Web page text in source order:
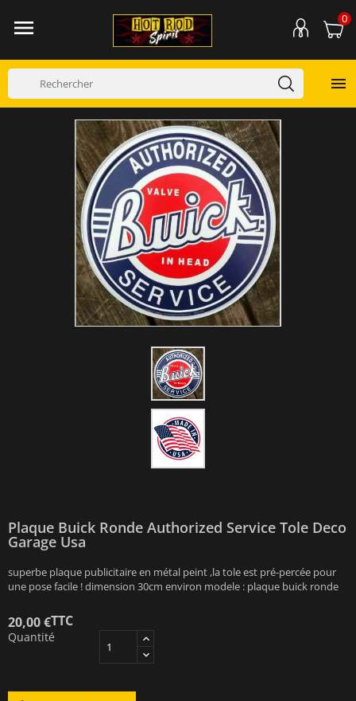
 0

Plaque Buick Ronde Authorized Service Tole Deco
Garage Usa
superbe plaque publicitaire en métal peint ,la tole est pré-percée pour
une pose facile ! dimension 30cm environ modele : plaque buick ronde
20,00 €TTC
Quantité